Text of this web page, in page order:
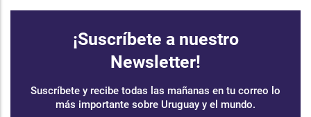
¡Suscríbete a nuestro
Newsletter!
Suscríbete y recibe todas las mañanas en tu correo lo
más importante sobre Uruguay y el mundo.